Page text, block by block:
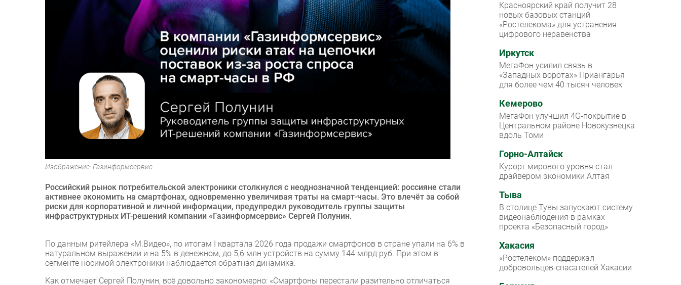
Изображение: Газинформсервис
Российский рынок потребительской электроники столкнулся с неоднозначной тенденцией: россияне стали
активнее экономить на смартфонах, одновременно увеличивая траты на смарт-часы. Это влечёт за собой
риски для корпоративной и личной информации, предупредил руководитель группы защиты
инфраструктурных ИТ-решений компании «Газинформсервис» Сергей Полунин.
По данным ритейлера «М.Видео», по итогам I квартала 2026 года продажи смартфонов в стране упали на 6% в
натуральном выражении и на 5% в денежном, до 5,6 млн устройств на сумму 144 млрд руб. При этом в
сегменте носимой электроники наблюдается обратная динамика.
Как отмечает Сергей Полунин, всё довольно закономерно: «Смартфоны перестали разительно отличаться
Красноярский край получит 28
новых базовых станций
«Ростелекома» для устранения
цифрового неравенства
Иркутск
МегаФон усилил связь в
«Западных воротах» Приангарья
для более чем 40 тысяч человек
Кемерово
МегаФон улучшил 4G-покрытие в
Центральном районе Новокузнецка
вдоль Томи
Горно-Алтайск
Курорт мирового уровня стал
драйвером экономики Алтая
Тыва
В столице Тувы запускают систему
видеонаблюдения в рамках
проекта «Безопасный город»
Хакасия
«Ростелеком» поддержал
добровольцев-спасателей Хакасии